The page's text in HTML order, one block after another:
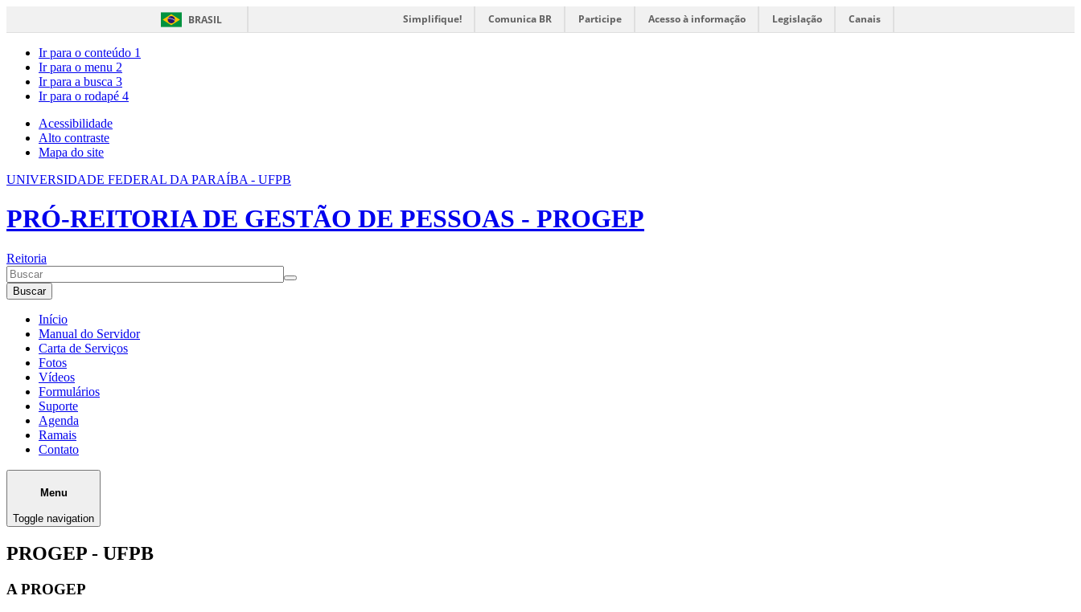
BRASIL Simplifique! Comunica BR Participe Acesso à informação Legislação Canais
Ir para o conteúdo 1
Ir para o menu 2
Ir para a busca 3
Ir para o rodapé 4
Acessibilidade
Alto contraste
Mapa do site
UNIVERSIDADE FEDERAL DA PARAÍBA - UFPB
PRÓ-REITORIA DE GESTÃO DE PESSOAS - PROGEP
Reitoria
Buscar
Início
Manual do Servidor
Carta de Serviços
Fotos
Vídeos
Formulários
Suporte
Agenda
Ramais
Contato
Menu
Toggle navigation
PROGEP - UFPB
A PROGEP